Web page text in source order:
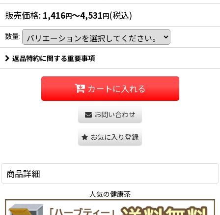
販売価格: 1,416円～4,531円(税込)
数量:
返品特約に関する重要事項
カートに入れる
お問い合わせ
お気に入り登録
商品詳細
人気の健康茶